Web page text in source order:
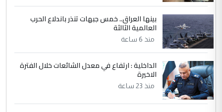
بينها العراق.. خمس جبهات تنذر باندلاع الحرب
العالمية الثالثة
منذ 6 ساعة
الداخلية : ارتفاع في معدل الشائعات خلال الفترة
الاخيرة
منذ 23 ساعة